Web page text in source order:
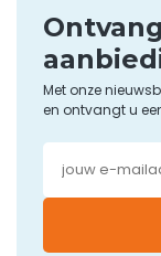
Met onze
en ontvangt u